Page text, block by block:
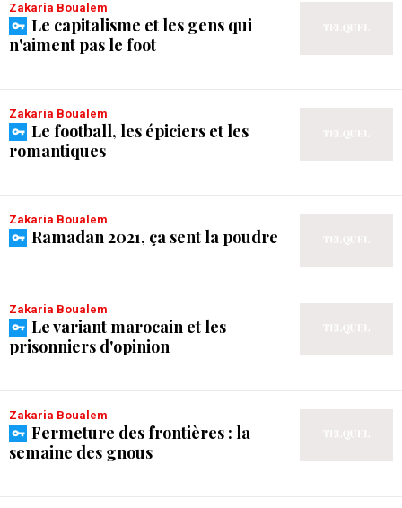
Zakaria Boualem
Le capitalisme et les gens qui
n'aiment pas le foot
Zakaria Boualem
Le football, les épiciers et les
romantiques
Zakaria Boualem
Ramadan 2021, ça sent la poudre
Zakaria Boualem
Le variant marocain et les
prisonniers d'opinion
Zakaria Boualem
Fermeture des frontières : la
semaine des gnous